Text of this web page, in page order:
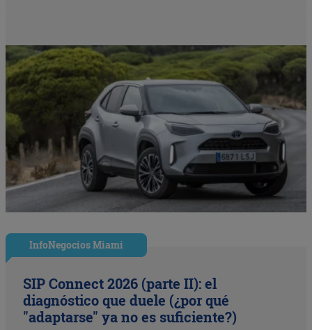
InfoNegocios Miami
SIP Connect 2026 (parte II): el
diagnóstico que duele (¿por qué
"adaptarse" ya no es suficiente?)